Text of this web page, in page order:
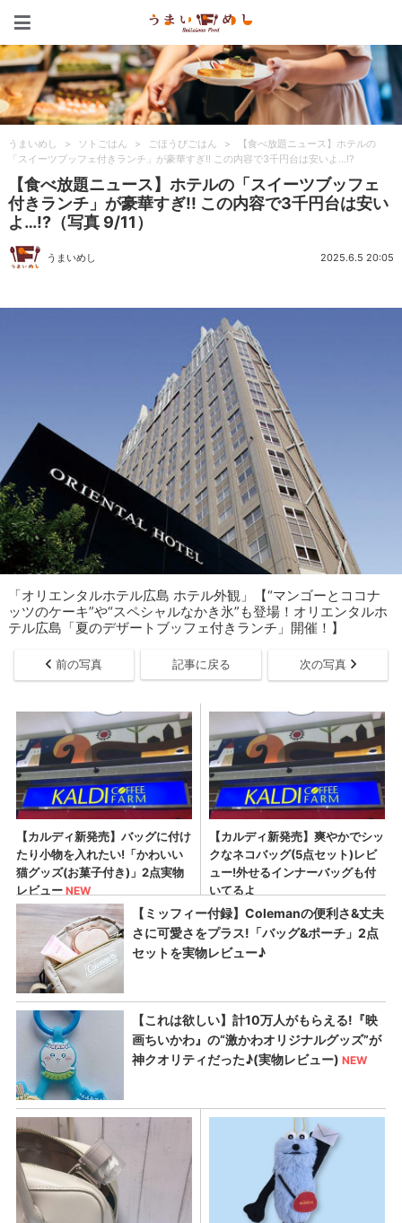
うまいめし > ソトごはん > ごほうびごはん >
【食べ放題ニュース】ホテルの
「スイーツブッフェ付きランチ」が豪華すぎ!! この内容で3千円台は安いよ…!?
【食べ放題ニュース】ホテルの「スイーツブッフェ
付きランチ」が豪華すぎ!! この内容で3千円台は安い
よ…!?（写真 9/11）
うまいめし 2025.6.5 20:05
「オリエンタルホテル広島 ホテル外観」【“マンゴーとココナ
ッツのケーキ”や“スペシャルなかき氷”も登場！オリエンタルホ
テル広島「夏のデザートブッフェ付きランチ」開催！】
前の写真 記事に戻る 次の写真